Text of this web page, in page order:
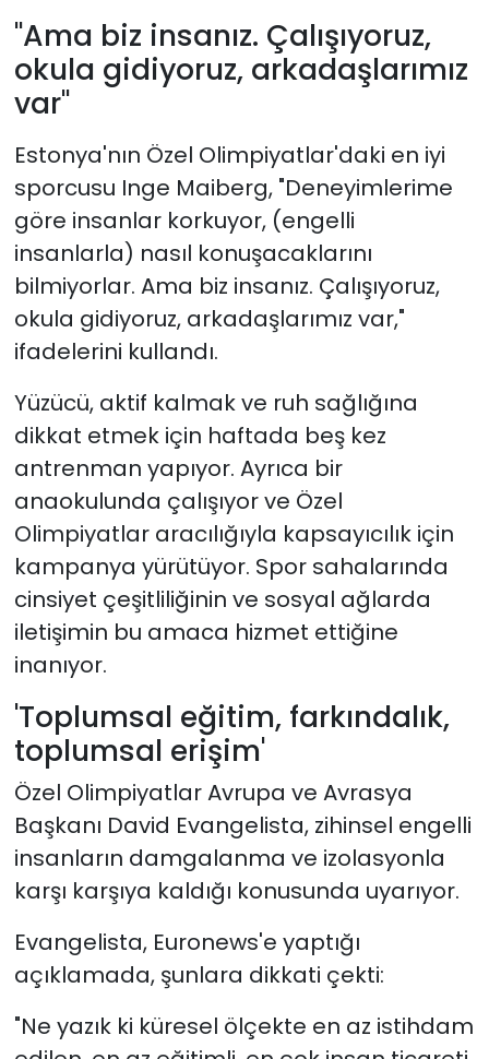
"Ama biz insanız. Çalışıyoruz,
okula gidiyoruz, arkadaşlarımız
var"
Estonya'nın Özel Olimpiyatlar'daki en iyi
sporcusu Inge Maiberg, "Deneyimlerime
göre insanlar korkuyor, (engelli
insanlarla) nasıl konuşacaklarını
bilmiyorlar. Ama biz insanız. Çalışıyoruz,
okula gidiyoruz, arkadaşlarımız var,"
ifadelerini kullandı.
Yüzücü, aktif kalmak ve ruh sağlığına
dikkat etmek için haftada beş kez
antrenman yapıyor. Ayrıca bir
anaokulunda çalışıyor ve Özel
Olimpiyatlar aracılığıyla kapsayıcılık için
kampanya yürütüyor. Spor sahalarında
cinsiyet çeşitliliğinin ve sosyal ağlarda
iletişimin bu amaca hizmet ettiğine
inanıyor.
'Toplumsal eğitim, farkındalık,
toplumsal erişim'
Özel Olimpiyatlar Avrupa ve Avrasya
Başkanı David Evangelista, zihinsel engelli
insanların damgalanma ve izolasyonla
karşı karşıya kaldığı konusunda uyarıyor.
Evangelista, Euronews'e yaptığı
açıklamada, şunlara dikkati çekti:
"Ne yazık ki küresel ölçekte en az istihdam